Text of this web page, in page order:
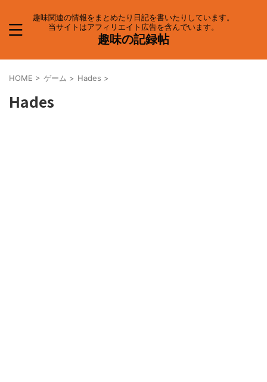
趣味関連の情報をまとめたり日記を書いたりしています。
当サイトはアフィリエイト広告を含んでいます。
趣味の記録帖
HOME > ゲーム > Hades >
Hades